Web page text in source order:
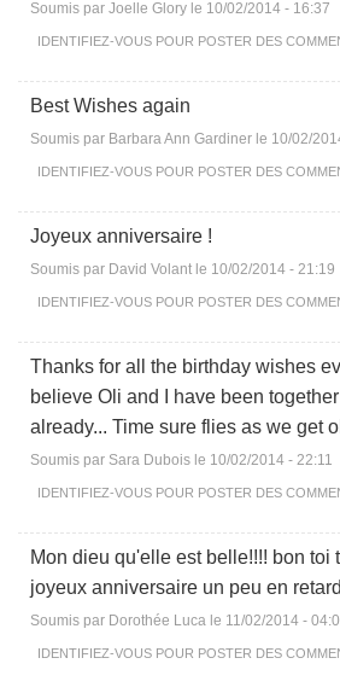
Soumis par Joelle Glory le 10/02/2014 - 16:37
IDENTIFIEZ-VOUSPOUR POSTER DES
Best Wishes again
Soumis par Barbara Ann Gardiner le 10/02/
IDENTIFIEZ-VOUSPOUR POSTER DES
Joyeux anniversaire !
Soumis par David Volant le 10/02/2014 - 21:19
IDENTIFIEZ-VOUSPOUR POSTER DES
Thanks for all the birthday wishes
believe Oli and I have been
already... Time sure flies as we get
Soumis par Sara Dubois le 10/02/2014 - 22:11
IDENTIFIEZ-VOUSPOUR POSTER DES
Mon dieu qu'elle est belle!!!! bon toi
joyeux anniversaire un peu en
Soumis par Dorothée Luca le 11/02/2014 -
IDENTIFIEZ-VOUSPOUR POSTER DES